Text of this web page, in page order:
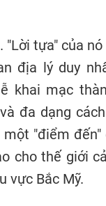
tựa" của
địa lý duy
khai mạc
đa dạng
"điểm
cho thế giới
vực Bắc Mỹ.